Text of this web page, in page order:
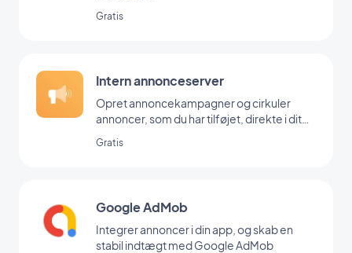
Gratis
Intern annonceserver
Opret annoncekampagner og cirkuler
annoncer, som du har tilføjet, direkte i dit
Gratis
Google AdMob
Integrer annoncer i din app, og skab en
stabil indtægt med Google AdMob